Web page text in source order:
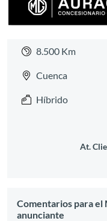
8.500 Km
Cuenca
Híbrido
At.
Comentarios para el
anunciante